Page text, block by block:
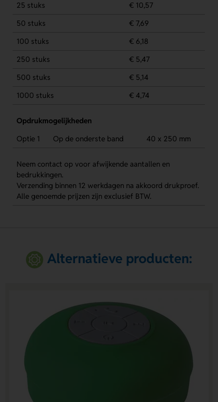
25 stuks
€ 10,57
50 stuks
€ 7,69
100 stuks
€ 6,18
250 stuks
€ 5,47
500 stuks
€ 5,14
1000 stuks
€ 4,74
Opdrukmogelijkheden
Optie 1
Op de onderste band 40 x 250 mm
Neem contact op voor afwijkende aantallen en
bedrukkingen.
Verzending binnen 12 werkdagen na akkoord drukproef.
Alle genoemde prijzen zijn exclusief BTW.
Alternatieve producten: